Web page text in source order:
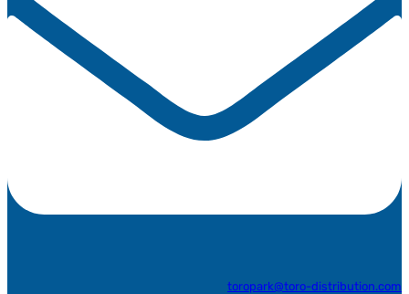
toropark@toro-distribution.com